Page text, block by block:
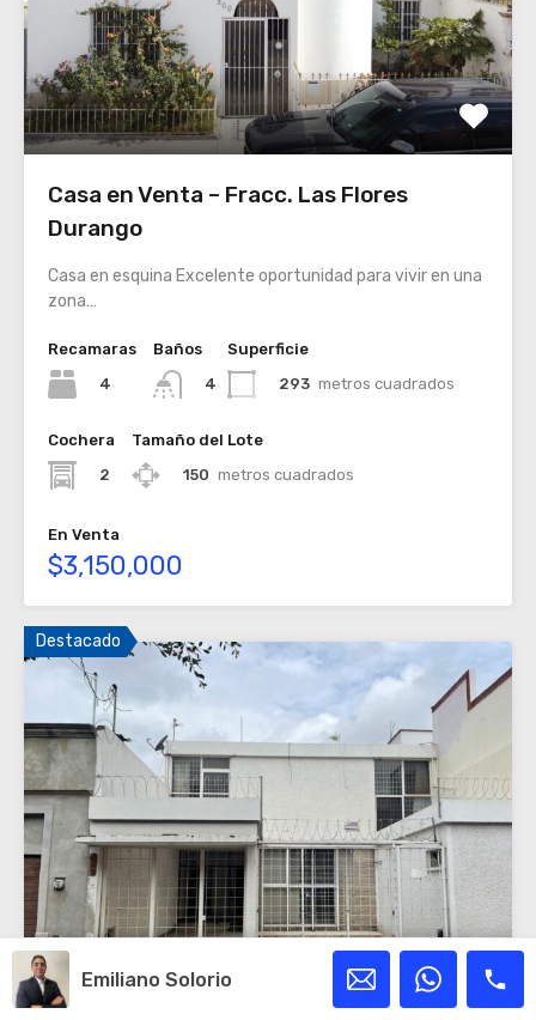
Casa en Venta – Fracc. Las Flores
Durango
Casa en esquina Excelente oportunidad para vivir en una
zona…
Recamaras
4
Baños
4
Superficie
293 metros cuadrados
Cochera
2
Tamaño del Lote
150 metros cuadrados
En Venta
$3,150,000
Destacado
Emiliano Solorio